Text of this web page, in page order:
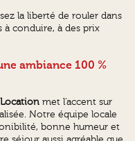
la liberté de rouler dans
à conduire, à des prix
ambiance 100 %
met l’accent sur
Notre équipe locale
bonne humeur et